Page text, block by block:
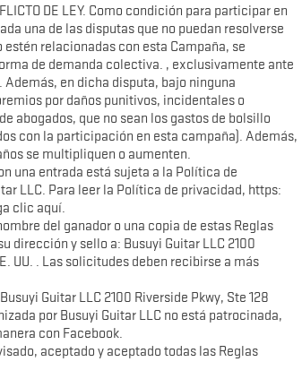
DE LEY. Como condición para participar en
una de las disputas que no puedan resolverse
relacionadas con esta Campaña, se
de demanda colectiva. , exclusivamente ante
en dicha disputa, bajo ninguna
por daños punitivos, incidentales o
abogados, que no sean los gastos de bolsillo
con la participación en esta campaña). Además,
se multipliquen o aumenten.
una entrada está sujeta a la Política de
LLC. Para leer la Política de privacidad, https:
clic aquí.
del ganador o una copia de estas Reglas
dirección y sello a: Busuyi Guitar LLC 2100
UU. . Las solicitudes deben recibirse a más
Guitar LLC 2100 Riverside Pkwy, Ste 128
por Busuyi Guitar LLC no está patrocinada,
con Facebook.
aceptado y aceptado todas las Reglas